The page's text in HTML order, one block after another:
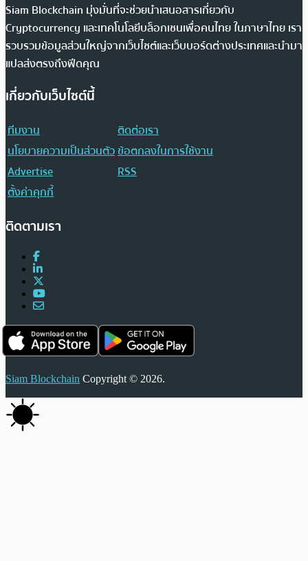
Siam Blockchain มุ่งมั่นที่จะช่วยนำเสนอสารเกี่ยวกับ
Cryptocurrency และเทคโนโลยีบล็อกเชนเพื่อคนไทย ในภาษาไทย เรา
รวบรวมข้อมูลส่วนใหญ่จากเว็บไซต์และเว็บบอร์ดต่างประเทศและนำมา
แปลส่งตรงถึงฟีดคุณ
เกี่ยวกับเว็บไซต์นี้
ทีมงาน
ติดต่อเรา
นโยบายความเป็นส่วนตัวข้อตกลงในการใช้งาน
Advertise
RSS
ตั้งค่าคุกกี้
ติดตามเรา
Siam Blockchain Copyright © 2026.